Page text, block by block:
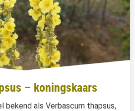
– koningskaars
bekend als Verbascum thapsus,